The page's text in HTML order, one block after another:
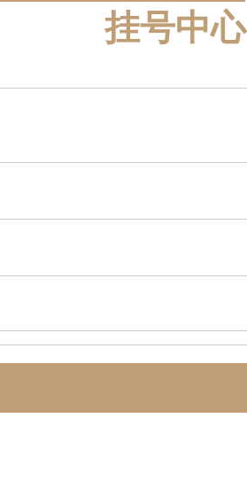
挂号中心